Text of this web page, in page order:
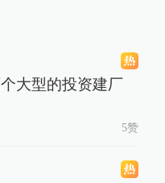
大型的投资建厂
5赞